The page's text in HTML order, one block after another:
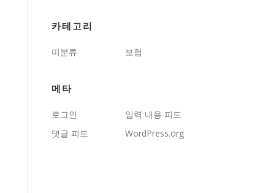
카테고리
미분류 보험
메타
로그인
입력 내용 피드
댓글 피드
WordPress.org